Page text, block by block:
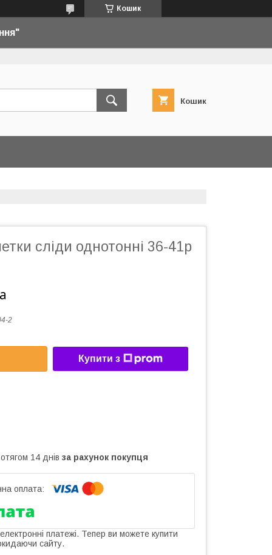
Кошик
Кошик
сліди однотонні 36-41р
2
Купити з
14 днів за рахунок покупця
платежі. Тепер ви можете купити
сайту.